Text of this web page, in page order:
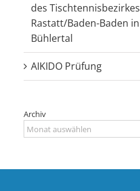
des Tischtennisbezirkes
Rastatt/Baden-Baden in
Bühlertal
AIKIDO Prüfung
Archiv
Archiv